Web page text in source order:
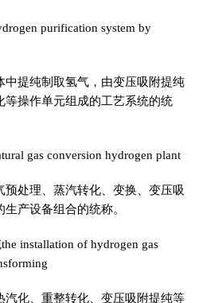
purification system by
中提纯制取氢气，由变压吸附提纯
操作单元组成的工艺系统的统
gas conversion hydrogen plant
处理、蒸汽转化、变换、变压吸
产设备组合的统称。
installation of hydrogen gas
汽化、重整转化、变压吸附提纯等